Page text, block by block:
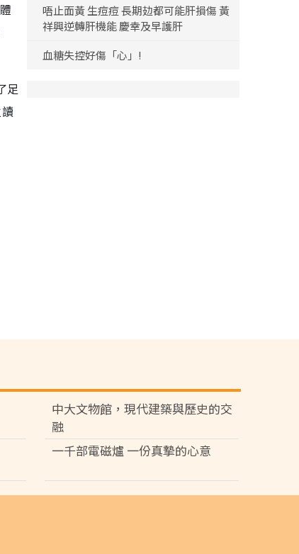
足
唔止面黃 生痘痘 長期攰都可能肝損傷 黃
祥興逆轉肝機能 慶幸及早護肝
血糖失控好傷「心」!
中大文物館，現代建築與歷史的交
融
一千部電磁爐 一份真摯的心意